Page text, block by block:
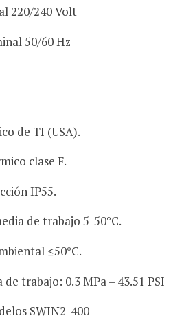
220/240 Volt
50/60 Hz
de TI (USA).
clase F.
IP55.
de trabajo 5-50°C.
≤50°C.
trabajo: 0.3 MPa – 43.51 PSI
SWIN2-400